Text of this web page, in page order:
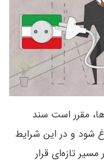
مقرر است سند
شود و در این شرایط
تازه‌ای قرار